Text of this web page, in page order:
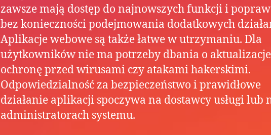
zawsze mają dostęp do najnowszych funkcji i
bez konieczności podejmowania dodatkowych
Aplikacje webowe są także łatwe w utrzymaniu. Dla
użytkowników nie ma potrzeby dbania o
ochronę przed wirusami czy atakami hakerskimi.
Odpowiedzialność za bezpieczeństwo i prawidłowe
działanie aplikacji spoczywa na dostawcy usługi lub
administratorach systemu.